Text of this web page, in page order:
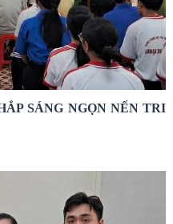
SÁNG NGỌN NẾN TRI